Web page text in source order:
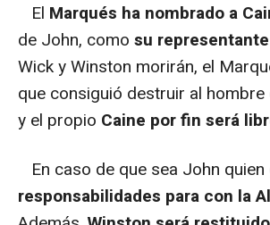
El Marqués ha nombrado a
de John, como su
Wick y Winston morirán, el
que consiguió destruir al
y el propio Caine por fin será
En caso de que sea John quien
responsabilidades para con la